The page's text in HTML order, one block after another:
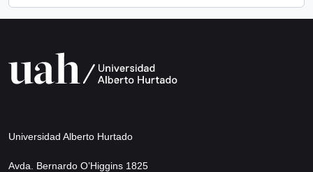
Universidad Alberto Hurtado
Avda. Bernardo O’Higgins 1825